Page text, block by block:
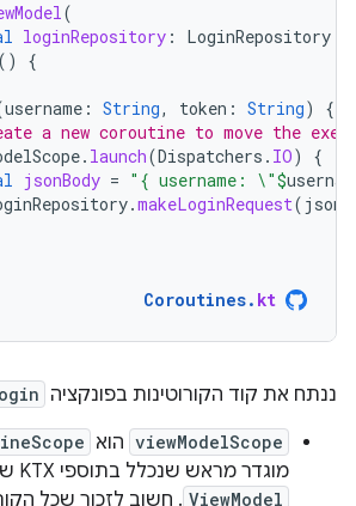
(
loginRepository :
LoginRepository
() {
username : String, token : String)
{
a new coroutine to move the
. launch(Dispatchers . IO)
{
jsonBody = "{ username: \"$
.makeLoginRequest(
Coroutines. kt
ננתח את קוד הקורוטינות בפונקציה
viewModelScope הוא
מוגדר מראש שנכלל בתוספי KTX של
ViewModel . חשוב לזכור שכל